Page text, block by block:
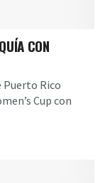
CON
Puerto Rico
Cup con